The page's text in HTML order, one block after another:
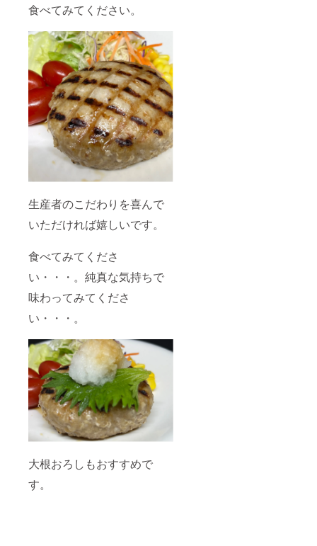
食べてみてください。
生産者のこだわりを喜んで
いただければ嬉しいです。
食べてみてくださ
い・・・。純真な気持ちで
味わってみてくださ
い・・・。
大根おろしもおすすめで
す。